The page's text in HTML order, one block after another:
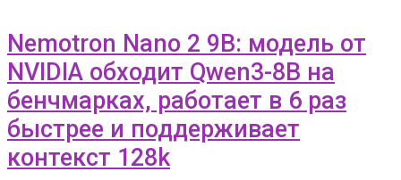
Nemotron Nano 2 9B: модель от
NVIDIA обходит Qwen3-8B на
бенчмарках, работает в 6 раз
быстрее и поддерживает
контекст 128k